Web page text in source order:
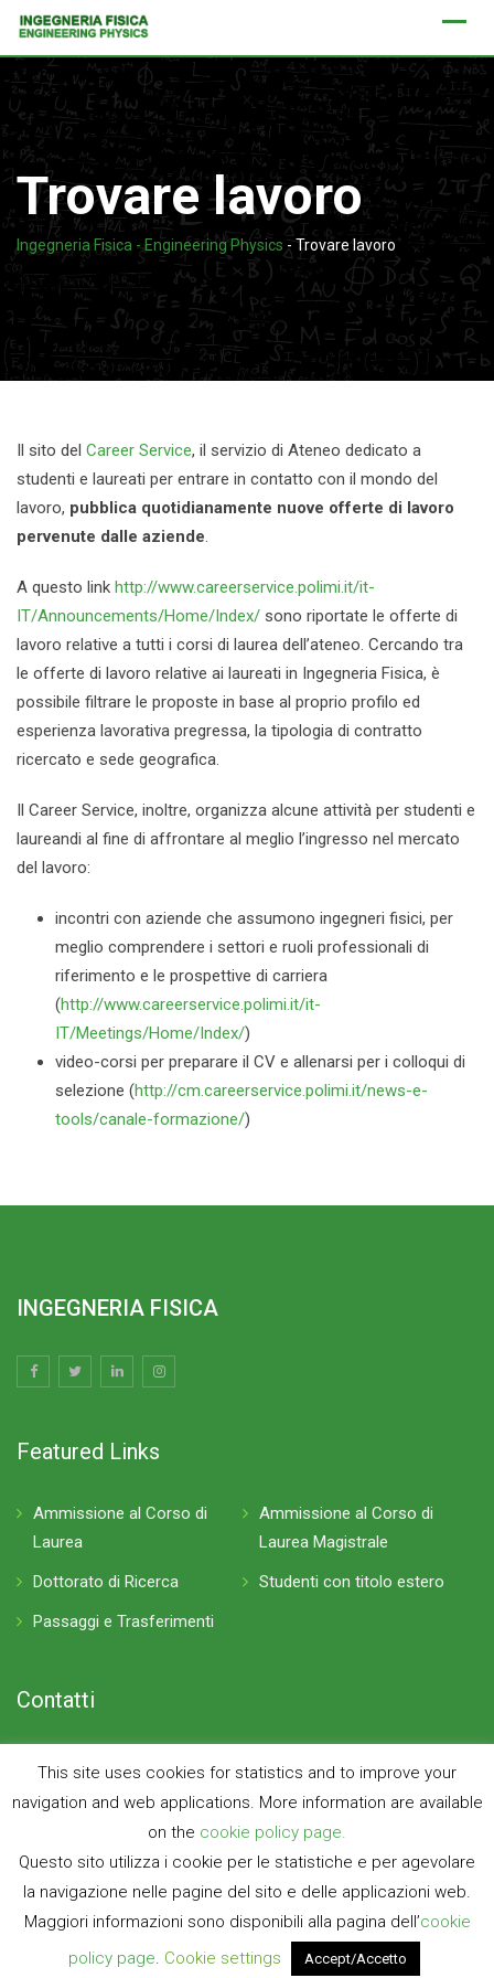
Skip
content
Trovare lavoro
Ingegneria Fisica - Engineering Physics - Trovare lavoro
Il sito del Career Service, il servizio di Ateneo dedicato a
studenti e laureati per entrare in contatto con il mondo del
lavoro, pubblica quotidianamente nuove offerte di lavoro
pervenute dalle aziende.
A questo link http://www.careerservice.polimi.it/it-
IT/Announcements/Home/Index/ sono riportate le offerte di
lavoro relative a tutti i corsi di laurea dell’ateneo. Cercando tra
le offerte di lavoro relative ai laureati in Ingegneria Fisica, è
possibile filtrare le proposte in base al proprio profilo ed
esperienza lavorativa pregressa, la tipologia di contratto
ricercato e sede geografica.
Il Career Service, inoltre, organizza alcune attività per studenti e
laureandi al fine di affrontare al meglio l’ingresso nel mercato
del lavoro:
incontri con aziende che assumono ingegneri fisici, per
meglio comprendere i settori e ruoli professionali di
riferimento e le prospettive di carriera
(http://www.careerservice.polimi.it/it-
IT/Meetings/Home/Index/)
video-corsi per preparare il CV e allenarsi per i colloqui di
selezione (http://cm.careerservice.polimi.it/news-e-
tools/canale-formazione/)
INGEGNERIA FISICA
Featured Links
Ammissione al Corso di
Laurea
Ammissione al Corso di
Laurea Magistrale
Dottorato di Ricerca
Studenti con titolo estero
Passaggi e Trasferimenti
Contatti
info-dfis@polimi.it
Ingegneria Fisica - Engineering Physics
This site uses cookies for statistics and to improve your
navigation and web applications. More information are available
on the cookie policy page.
Questo sito utilizza i cookie per le statistiche e per agevolare
la navigazione nelle pagine del sito e delle applicazioni web.
Maggiori informazioni sono disponibili alla pagina dell’cookie
policy page. Cookie settings Accept/Accetto